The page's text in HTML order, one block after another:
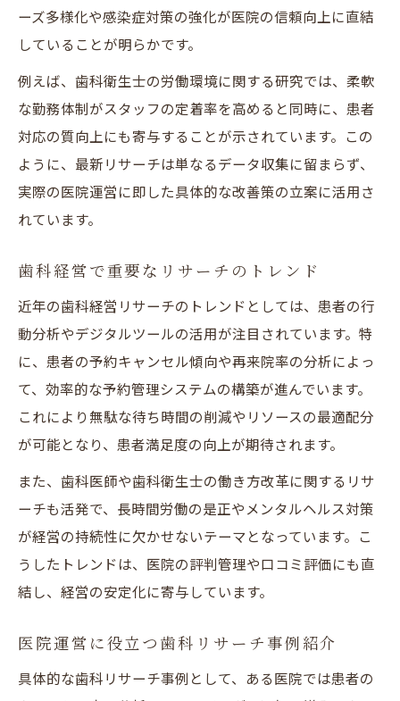
ーズ多様化や感染症対策の強化が医院の信頼向上に直結
していることが明らかです。
例えば、歯科衛生士の労働環境に関する研究では、柔軟
な勤務体制がスタッフの定着率を高めると同時に、患者
対応の質向上にも寄与することが示されています。この
ように、最新リサーチは単なるデータ収集に留まらず、
実際の医院運営に即した具体的な改善策の立案に活用さ
れています。
歯科経営で重要なリサーチのトレンド
近年の歯科経営リサーチのトレンドとしては、患者の行
動分析やデジタルツールの活用が注目されています。特
に、患者の予約キャンセル傾向や再来院率の分析によっ
て、効率的な予約管理システムの構築が進んでいます。
これにより無駄な待ち時間の削減やリソースの最適配分
が可能となり、患者満足度の向上が期待されます。
また、歯科医師や歯科衛生士の働き方改革に関するリサ
ーチも活発で、長時間労働の是正やメンタルヘルス対策
が経営の持続性に欠かせないテーマとなっています。こ
うしたトレンドは、医院の評判管理や口コミ評価にも直
結し、経営の安定化に寄与しています。
医院運営に役立つ歯科リサーチ事例紹介
具体的な歯科リサーチ事例として、ある医院では患者の